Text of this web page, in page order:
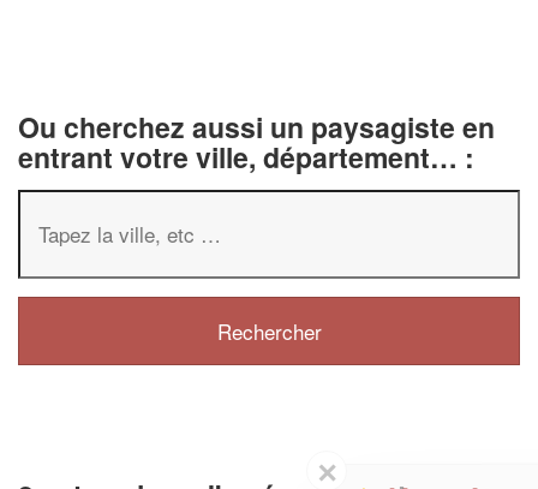
Ou cherchez aussi un paysagiste en
entrant votre ville, département… :